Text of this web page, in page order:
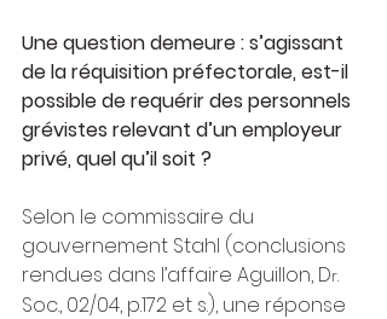
Une question demeure : s’agissant
de la réquisition préfectorale, est-il
possible de requérir des personnels
grévistes relevant d’un employeur
privé, quel qu’il soit ?
Selon le commissaire du
gouvernement Stahl (conclusions
rendues dans l’affaire Aguillon, Dr.
Soc., 02/04, p.172 et s.), une réponse